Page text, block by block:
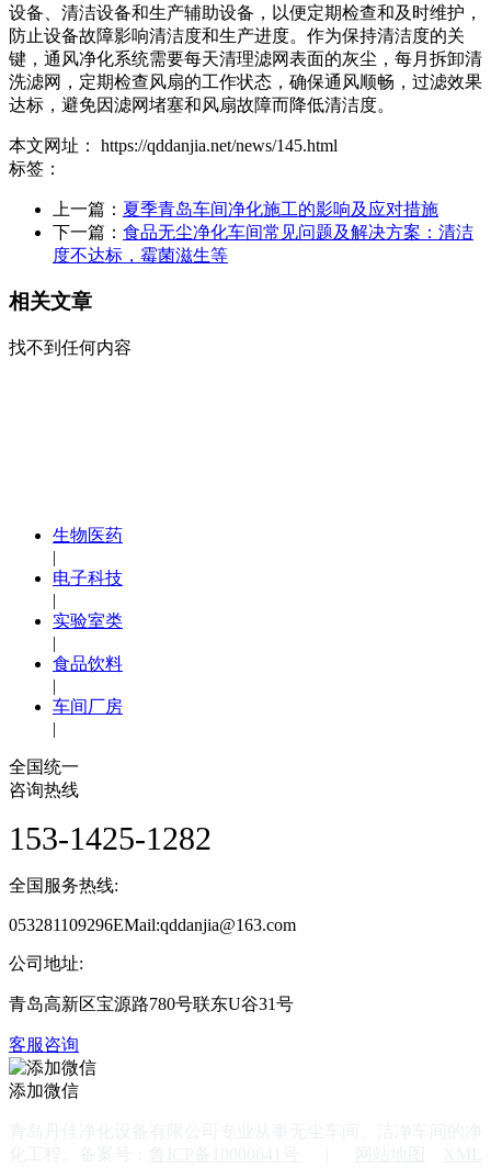
设备、清洁设备和生产辅助设备，以便定期检查和及时维护，
防止设备故障影响清洁度和生产进度。作为保持清洁度的关
键，通风净化系统需要每天清理滤网表面的灰尘，每月拆卸清
洗滤网，定期检查风扇的工作状态，确保通风顺畅，过滤效果
达标，避免因滤网堵塞和风扇故障而降低清洁度。
本文网址： https://qddanjia.net/news/145.html
标签：
上一篇： 夏季青岛车间净化施工的影响及应对措施
下一篇： 食品无尘净化车间常见问题及解决方案：清洁
度不达标，霉菌滋生等
相关文章
找不到任何内容
生物医药
|
电子科技
|
实验室类
|
食品饮料
|
车间厂房
|
全国统一
咨询热线
153-1425-1282
全国服务热线:
053281109296EMail:qddanjia@163.com
公司地址:
青岛高新区宝源路780号联东U谷31号
客服咨询
添加微信